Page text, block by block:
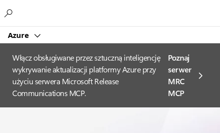
Azure
Włącz obsługiwane przez sztuczną inteligencję
wykrywanie aktualizacji platformy Azure przy
użyciu serwera Microsoft Release
Communications MCP.
Poznaj
serwer
MRC
MCP